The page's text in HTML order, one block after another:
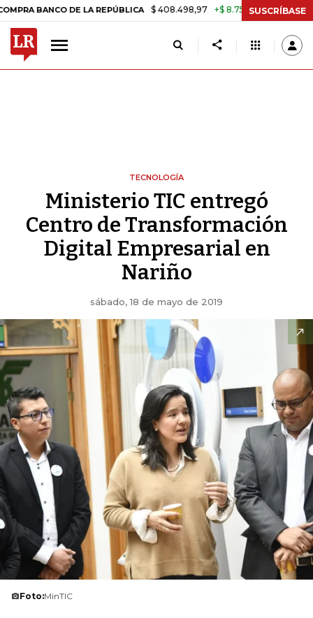
DE LA REPÚBLICA $ 408.498,97 +$ 8.753,81 +2,19% TASA
SUSCRÍBASE
TECNOLOGÍA
Ministerio TIC entregó
Centro de Transformación
Digital Empresarial en
Nariño
sábado, 18 de mayo de 2019
Foto:MinTIC